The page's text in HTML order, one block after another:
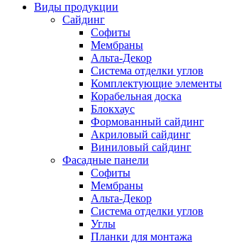
Виды продукции
Сайдинг
Софиты
Мембраны
Альта-Декор
Система отделки углов
Комплектующие элементы
Корабельная доска
Блокхаус
Формованный сайдинг
Акриловый сайдинг
Виниловый сайдинг
Фасадные панели
Софиты
Мембраны
Альта-Декор
Система отделки углов
Углы
Планки для монтажа